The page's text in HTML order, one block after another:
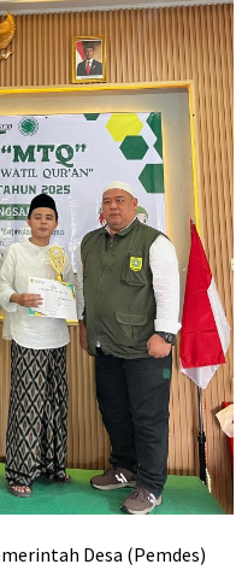
Desa (Pemdes)